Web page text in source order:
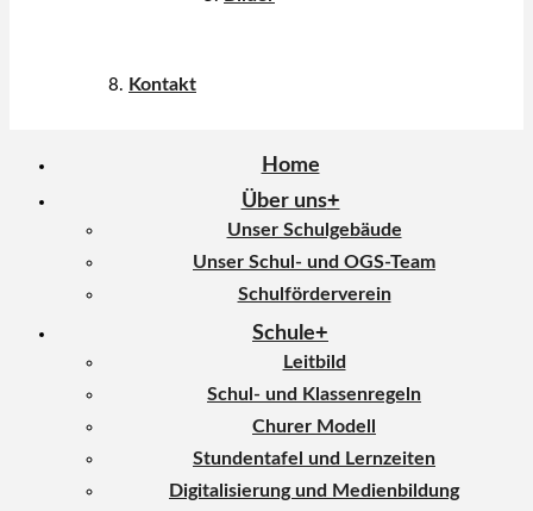
Kontakt
Home
Über uns
Unser Schulgebäude
Unser Schul- und OGS-Team
Schulförderverein
Schule
Leitbild
Schul- und Klassenregeln
Churer Modell
Stundentafel und Lernzeiten
Digitalisierung und Medienbildung